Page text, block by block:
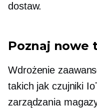
dostaw.
Poznaj nowe
Wdrożenie
takich jak czujniki
zarządzania